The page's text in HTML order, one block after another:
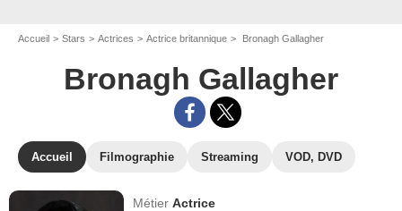
Accueil Stars Actrices Actrice britannique Bronagh Gallagher
Bronagh Gallagher
Accueil Filmographie Streaming VOD, DVD
MétierActrice